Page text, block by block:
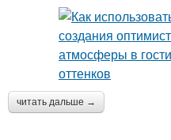
читать дальше →